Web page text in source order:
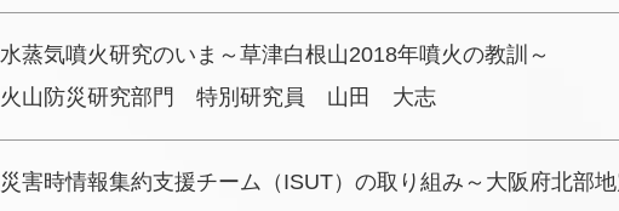
水蒸気噴火研究のいま～草津白根山2018年噴火の教訓～
火山防災研究部門 特別研究員 山田 大志
災害時情報集約支援チーム（ISUT）の取り組み～大阪府北部